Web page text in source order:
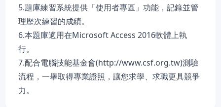
5.題庫練習系統提供「使用者專區」功能，記錄並管
理歷次練習的成績。
6.本題庫適用在Microsoft Access 2016軟體上執
行。
7.配合電腦技能基金會(http://www.csf.org.tw)測驗
流程，一舉取得專業證照，讓您求學、求職更具競爭
力。